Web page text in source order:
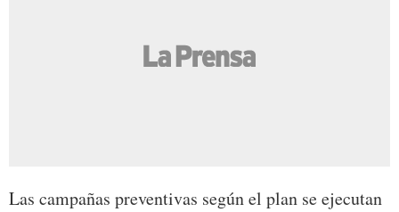
Las campañas preventivas según el plan se ejecutan